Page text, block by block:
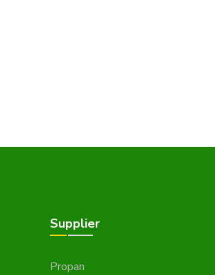
Supplier
Propan